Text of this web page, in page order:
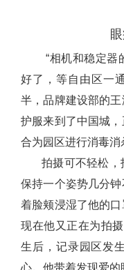
“相机和稳定器的
好了，等自由区一
半，品牌建设部的
护服来到了中国城
合为园区进行消毒消
拍摄可不轻松，
保持一个姿势几分
着脸颊浸湿了他的口
现在他又正在为拍
生后，记录园区发
心。他带着发现爱的